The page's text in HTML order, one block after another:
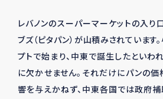
レバノンのスーパーマーケットの入り
ブズ（ピタパン）が山積みされていま
プトで始まり、中東で誕生したといわ
に欠かせません。それだけにパンの
響を与えかねず、中東各国では政府補